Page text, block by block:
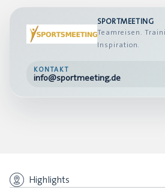
SPORTMEETING
Teamreisen.
Inspiration.
KONTAKT
info@sportmeeting.de
Highlights